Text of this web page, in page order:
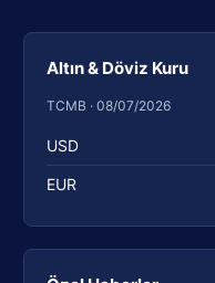
Altın & Döviz Kuru
TCMB · 08/07/2026
USD
EUR